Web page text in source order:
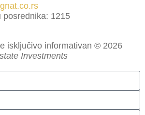
posrednika: 1215
isključivo informativan © 2026
Investments